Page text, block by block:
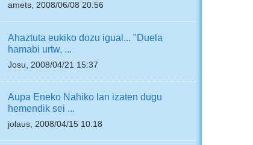
amets, 2008/06/08 20:56
Ahaztuta eukiko dozu igual... "Duela
hamabi urtw, ...
Josu, 2008/04/21 15:37
Aupa Eneko Nahiko lan izaten dugu
hemendik sei ...
jolaus, 2008/04/15 10:18